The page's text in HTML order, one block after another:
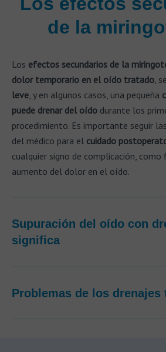
de la
Los efectos secundarios de la
dolor temporario en el oído tratado,
leve, y en algunos casos, una pequeña
puede drenar del oído durante los
procedimiento. Es importante seguir
del médico para el cuidado
cualquier signo de complicación,
aumento del dolor en el oído.
Supuración del oído con
significa
Problemas de los drenajes